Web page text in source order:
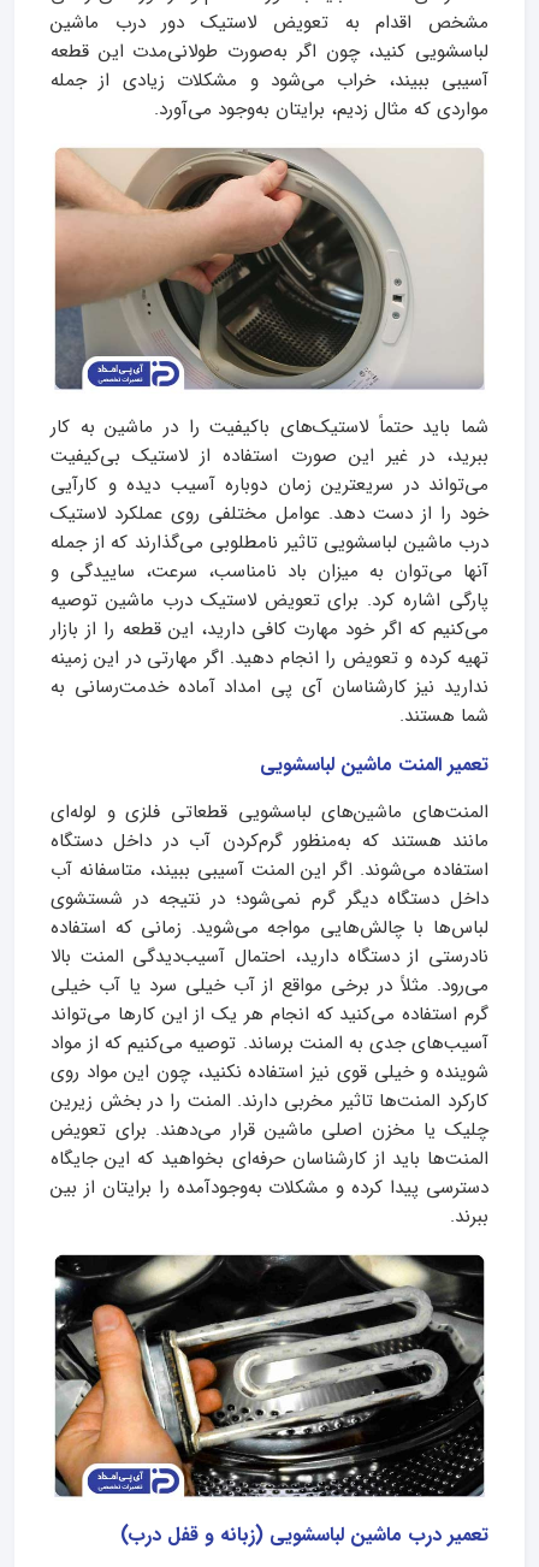
مشخص اقدام به تعویض لاستیک دور درب ماشین
لباسشویی کنید، چون اگر به‌صورت طولانی‌مدت این قطعه
آسیبی ببیند، خراب می‌شود و مشکلات زیادی از جمله
مواردی که مثال زدیم، برایتان به‌وجود می‌آورد.
شما باید حتماً لاستیک‌های باکیفیت را در ماشین به کار
ببرید، در غیر این صورت استفاده از لاستیک بی‌کیفیت
می‌تواند در سریعترین زمان دوباره آسیب دیده و کارآیی
خود را از دست دهد. عوامل مختلفی روی عملکرد لاستیک
درب ماشین لباسشویی تاثیر نامطلوبی می‌گذارند که از جمله
آنها می‌توان به میزان باد نامناسب، سرعت، ساییدگی و
پارگی اشاره کرد. برای تعویض لاستیک درب ماشین توصیه
می‌کنیم که اگر خود مهارت کافی دارید، این قطعه را از بازار
تهیه کرده و تعویض را انجام دهید. اگر مهارتی در این زمینه
ندارید نیز کارشناسان آی پی امداد آماده خدمت‌رسانی به
شما هستند.
تعمیر المنت ماشین لباسشویی
المنت‌های ماشین‌های لباسشویی قطعاتی فلزی و لوله‌ای
مانند هستند که به‌منظور گرم‌کردن آب در داخل دستگاه
استفاده می‌شوند. اگر این المنت آسیبی ببیند، متاسفانه آب
داخل دستگاه دیگر گرم نمی‌شود؛ در نتیجه در شستشوی
لباس‌ها با چالش‌هایی مواجه می‌شوید. زمانی که استفاده
نادرستی از دستگاه دارید، احتمال آسیب‌دیدگی المنت بالا
می‌رود. مثلاً در برخی مواقع از آب خیلی سرد یا آب خیلی
گرم استفاده می‌کنید که انجام هر یک از این کار‌ها می‌تواند
آسیب‌های جدی به المنت برساند. توصیه می‌کنیم که از مواد
شوینده و خیلی قوی نیز استفاده نکنید، چون این مواد روی
کارکرد المنت‌ها تاثیر مخربی دارند. المنت را در بخش زیرین
چلیک یا مخزن اصلی ماشین قرار می‌دهند. برای تعویض
المنت‌ها باید از کارشناسان حرفه‌ای بخواهید که این جایگاه
دسترسی پیدا کرده و مشکلات به‌وجودآمده را برایتان از بین
ببرند.
تعمیر درب ماشین لباسشویی (زبانه و قفل درب)